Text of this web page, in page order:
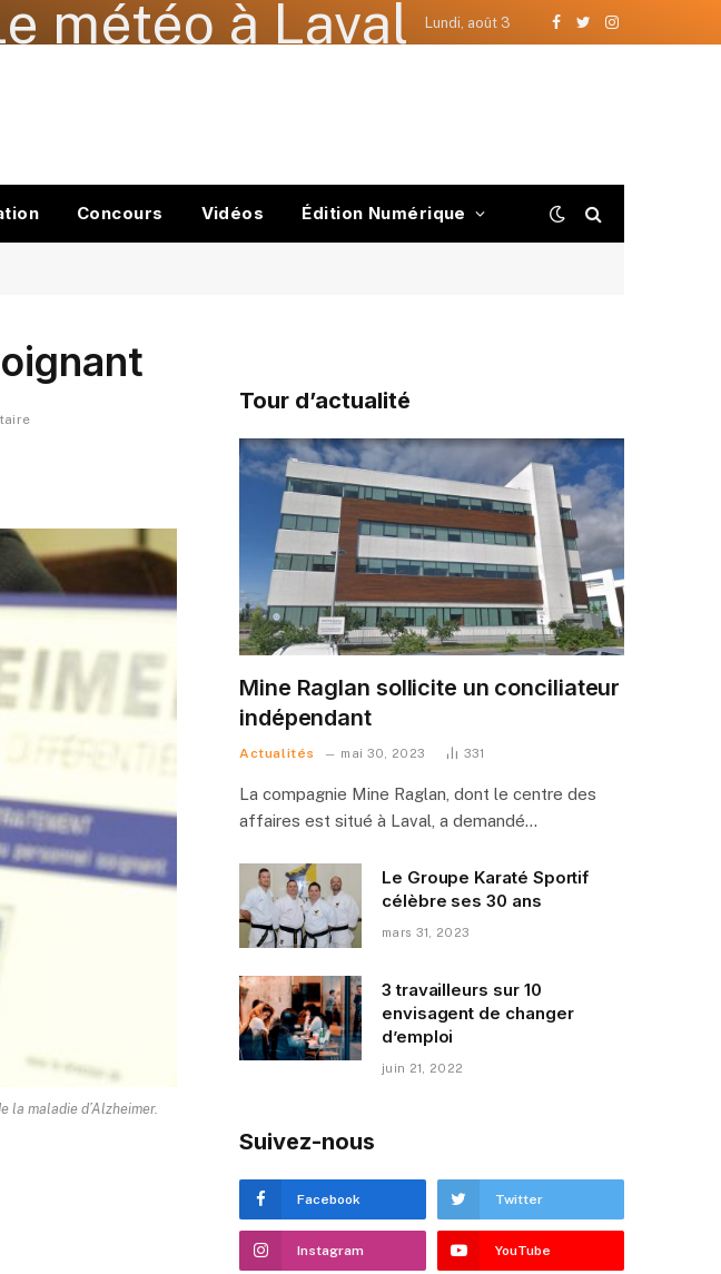
météo à Laval Lundi, août 3
Facebook
TwitterInstagram
Concours Vidéos Édition Numérique
la maladie d’Alzheimer.
Tour d’actualité
Mine Raglan sollicite un conciliateur
indépendant
Actualités mai 30, 2023 331
La compagnie Mine Raglan, dont le centre des
affaires est situé à Laval, a demandé…
Le Groupe Karaté Sportif
célèbre ses 30 ans
mars 31, 2023
3 travailleurs sur 10
envisagent de changer
d’emploi
juin 21, 2022
Suivez-nous
Facebook Twitter
Instagram YouTube